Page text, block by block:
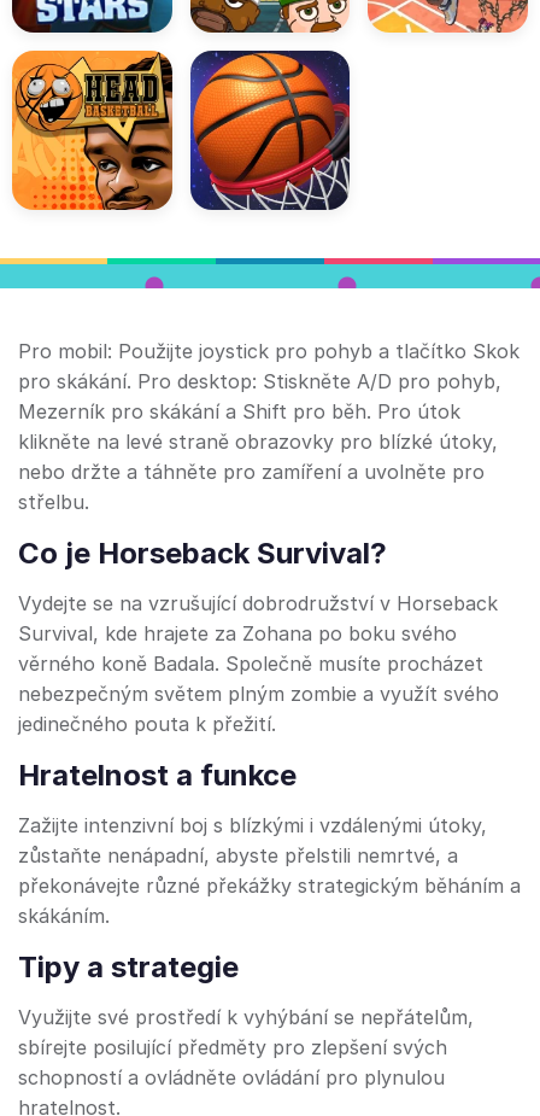
Pro mobil: Použijte joystick pro pohyb a tlačítko Skok
pro skákání. Pro desktop: Stiskněte A/D pro pohyb,
Mezerník pro skákání a Shift pro běh. Pro útok
klikněte na levé straně obrazovky pro blízké útoky,
nebo držte a táhněte pro zamíření a uvolněte pro
střelbu.
Co je Horseback Survival?
Vydejte se na vzrušující dobrodružství v Horseback
Survival, kde hrajete za Zohana po boku svého
věrného koně Badala. Společně musíte procházet
nebezpečným světem plným zombie a využít svého
jedinečného pouta k přežití.
Hratelnost a funkce
Zažijte intenzivní boj s blízkými i vzdálenými útoky,
zůstaňte nenápadní, abyste přelstili nemrtvé, a
překonávejte různé překážky strategickým běháním a
skákáním.
Tipy a strategie
Využijte své prostředí k vyhýbání se nepřátelům,
sbírejte posilující předměty pro zlepšení svých
schopností a ovládněte ovládání pro plynulou
hratelnost.